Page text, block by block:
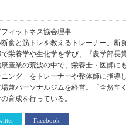
ィットネス協会理事
食と筋トレを教えるトレーナー。断食
栄養学や生化学を学び、『農学部長
産業の荒波の中で、栄養士・医師に
ニング」をトレーナーや整体師に指導
兼パーソナルジムを経営。「全然辛
育成を行っている。
Facebook